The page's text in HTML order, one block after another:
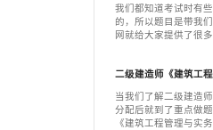
我们都知道考试时有
的，所以题目是带我
网就给大家提供了很
二级建造师《建筑工
当我们了解二级建造
分配后就到了重点做
《建筑工程管理与实